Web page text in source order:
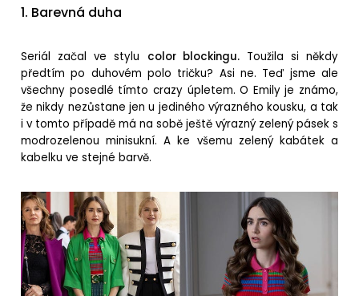
1. Barevná duha
Seriál začal ve stylu color blockingu.Toužila si někdy
předtím po duhovém polo tričku? Asi ne. Teď jsme ale
všechny posedlé tímto crazy úpletem. O Emily je známo,
že nikdy nezůstane jen u jediného výrazného kousku, a tak
i v tomto případě má na sobě ještě výrazný zelený pásek s
modrozelenou minisukní. A ke všemu zelený kabátek a
kabelku ve stejné barvě.